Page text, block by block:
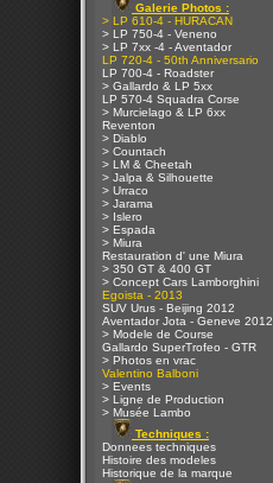
Galerie Photos :
> LP 610-4 - HURACAN
> LP 750-4 - Veneno
> LP 7xx -4 - Aventador
LP 720-4 - 50th Anniversario
LP 700-4 - Roadster
> Gallardo & LP 5xx
LP 570-4 Squadra Corse
> Murcielago & LP 6xx
Reventon
> Diablo
> Countach
> LM & Cheetah
> Jalpa & Silhouette
> Urraco
> Jarama
> Islero
> Espada
> Miura
Restauration d' une Miura
> 350 GT & 400 GT
> Concept Cars Lamborghini
Egoista - 2013
SUV Urus - Beijing 2012
Aventador Jota - Geneve 2012
> Modele de Course
Gallardo SuperTrofeo - GTR
> Photos en vrac
Valentino Balboni
> Events
> Ligne de Production
> Musée Lambo
Techniques :
Donnees techniques
Histoire des modeles
Historique de la marque